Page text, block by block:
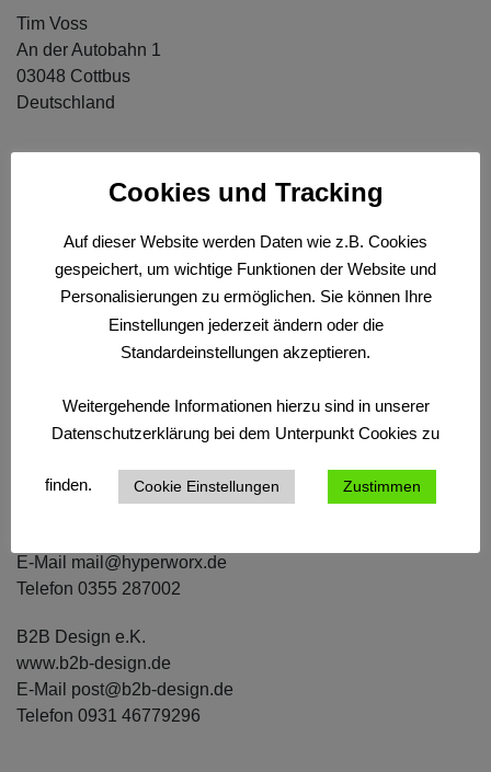
Tim Voss
An der Autobahn 1
03048 Cottbus
Deutschland
Umweltbewusst & Solarstrom: 688116810, © PixelDesign
– stock.adobe.com
Klimaneutral Handeln: 505616452, © metamorworks –
stock.adobe.com
Solarstrom: 637003214, © PixelDesign – stock.adobe.com
stock.adobe.com
hyperworx Medienproduktionen
E-Mail mail@hyperworx.de
Telefon 0355 287002
B2B Design e.K.
www.b2b-design.de
E-Mail post@b2b-design.de
Telefon 0931 46779296
Cookies und Tracking
Auf dieser Website werden Daten wie z.B. Cookies
gespeichert, um wichtige Funktionen der Website und
Personalisierungen zu ermöglichen. Sie können Ihre
Einstellungen jederzeit ändern oder die
Standardeinstellungen akzeptieren.
Weitergehende Informationen hierzu sind in unserer
Datenschutzerklärung bei dem Unterpunkt Cookies zu
finden. Cookie Einstellungen Zustimmen